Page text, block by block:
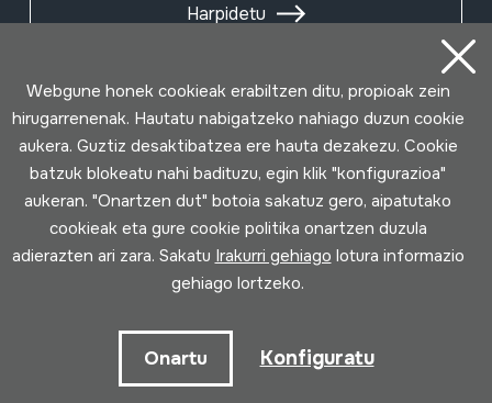
Harpidetu
Erabilpen baldintzak Pribatutasun politika
Loturak garatua
Webgune honek cookieak erabiltzen ditu, propioak zein
hirugarrenenak. Hautatu nabigatzeko nahiago duzun cookie
aukera. Guztiz desaktibatzea ere hauta dezakezu. Cookie
batzuk blokeatu nahi badituzu, egin klik "konfigurazioa"
aukeran. "Onartzen dut" botoia sakatuz gero, aipatutako
cookieak eta gure cookie politika onartzen duzula
adierazten ari zara. Sakatu Irakurri gehiago lotura informazio
gehiago lortzeko.
Onartu Konfiguratu